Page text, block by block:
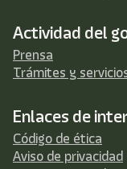
Actividad del
Prensa
Trámites y
Enlaces de
Código de ética
Aviso de privacidad